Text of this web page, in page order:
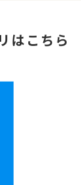
はこちら